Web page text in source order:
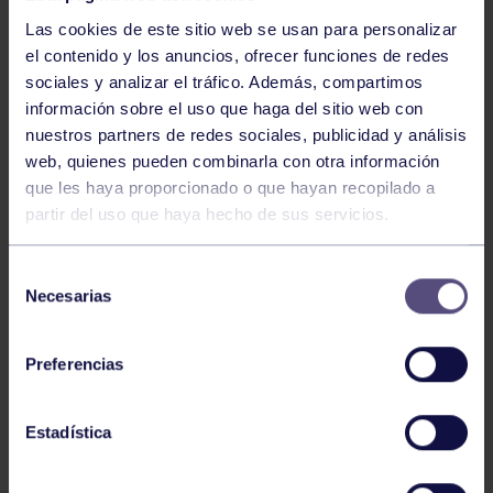
Las cookies de este sitio web se usan para personalizar
el contenido y los anuncios, ofrecer funciones de redes
sociales y analizar el tráfico. Además, compartimos
información sobre el uso que haga del sitio web con
nuestros partners de redes sociales, publicidad y análisis
web, quienes pueden combinarla con otra información
que les haya proporcionado o que hayan recopilado a
partir del uso que haya hecho de sus servicios.
Necesarias
Preferencias
Estadística
Voleibol
CAMPEONAS DE ASTURIAS
Voleibol